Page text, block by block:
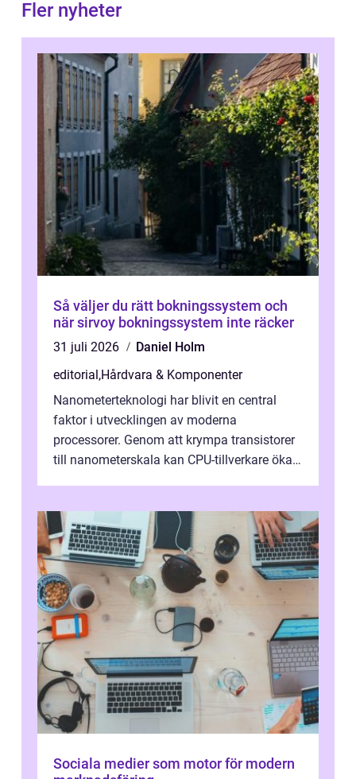
Fler nyheter
Så väljer du rätt bokningssystem och
när sirvoy bokningssystem inte räcker
31 juli 2026
Daniel Holm
editorial,Hårdvara & Komponenter
Nanometerteknologi har blivit en central
faktor i utvecklingen av moderna
processorer. Genom att krympa transistorer
till nanometerskala kan CPU-tillverkare öka
Sociala medier som motor för modern